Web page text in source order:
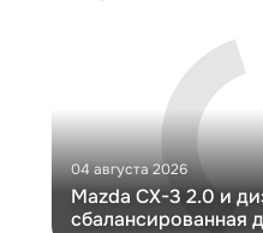
04 августа 2026
Mazda CX-3 2.0 и
сбалансированная